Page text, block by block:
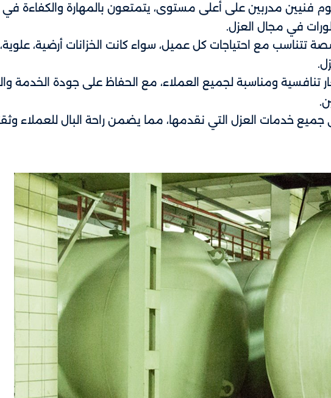
مدربين على أعلى مستوى، يتمتعون بالمهارة والكفاءة في
في مجال العزل.
مع احتياجات كل عميل، سواء كانت الخزانات أرضية،
ومناسبة لجميع العملاء، مع الحفاظ على جودة الخدمة
خدمات العزل التي نقدمها، مما يضمن راحة البال للعملاء